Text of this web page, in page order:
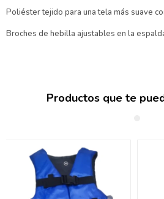
Poliéster tejido para una tela más suave
Broches de hebilla ajustables en la
Productos que te